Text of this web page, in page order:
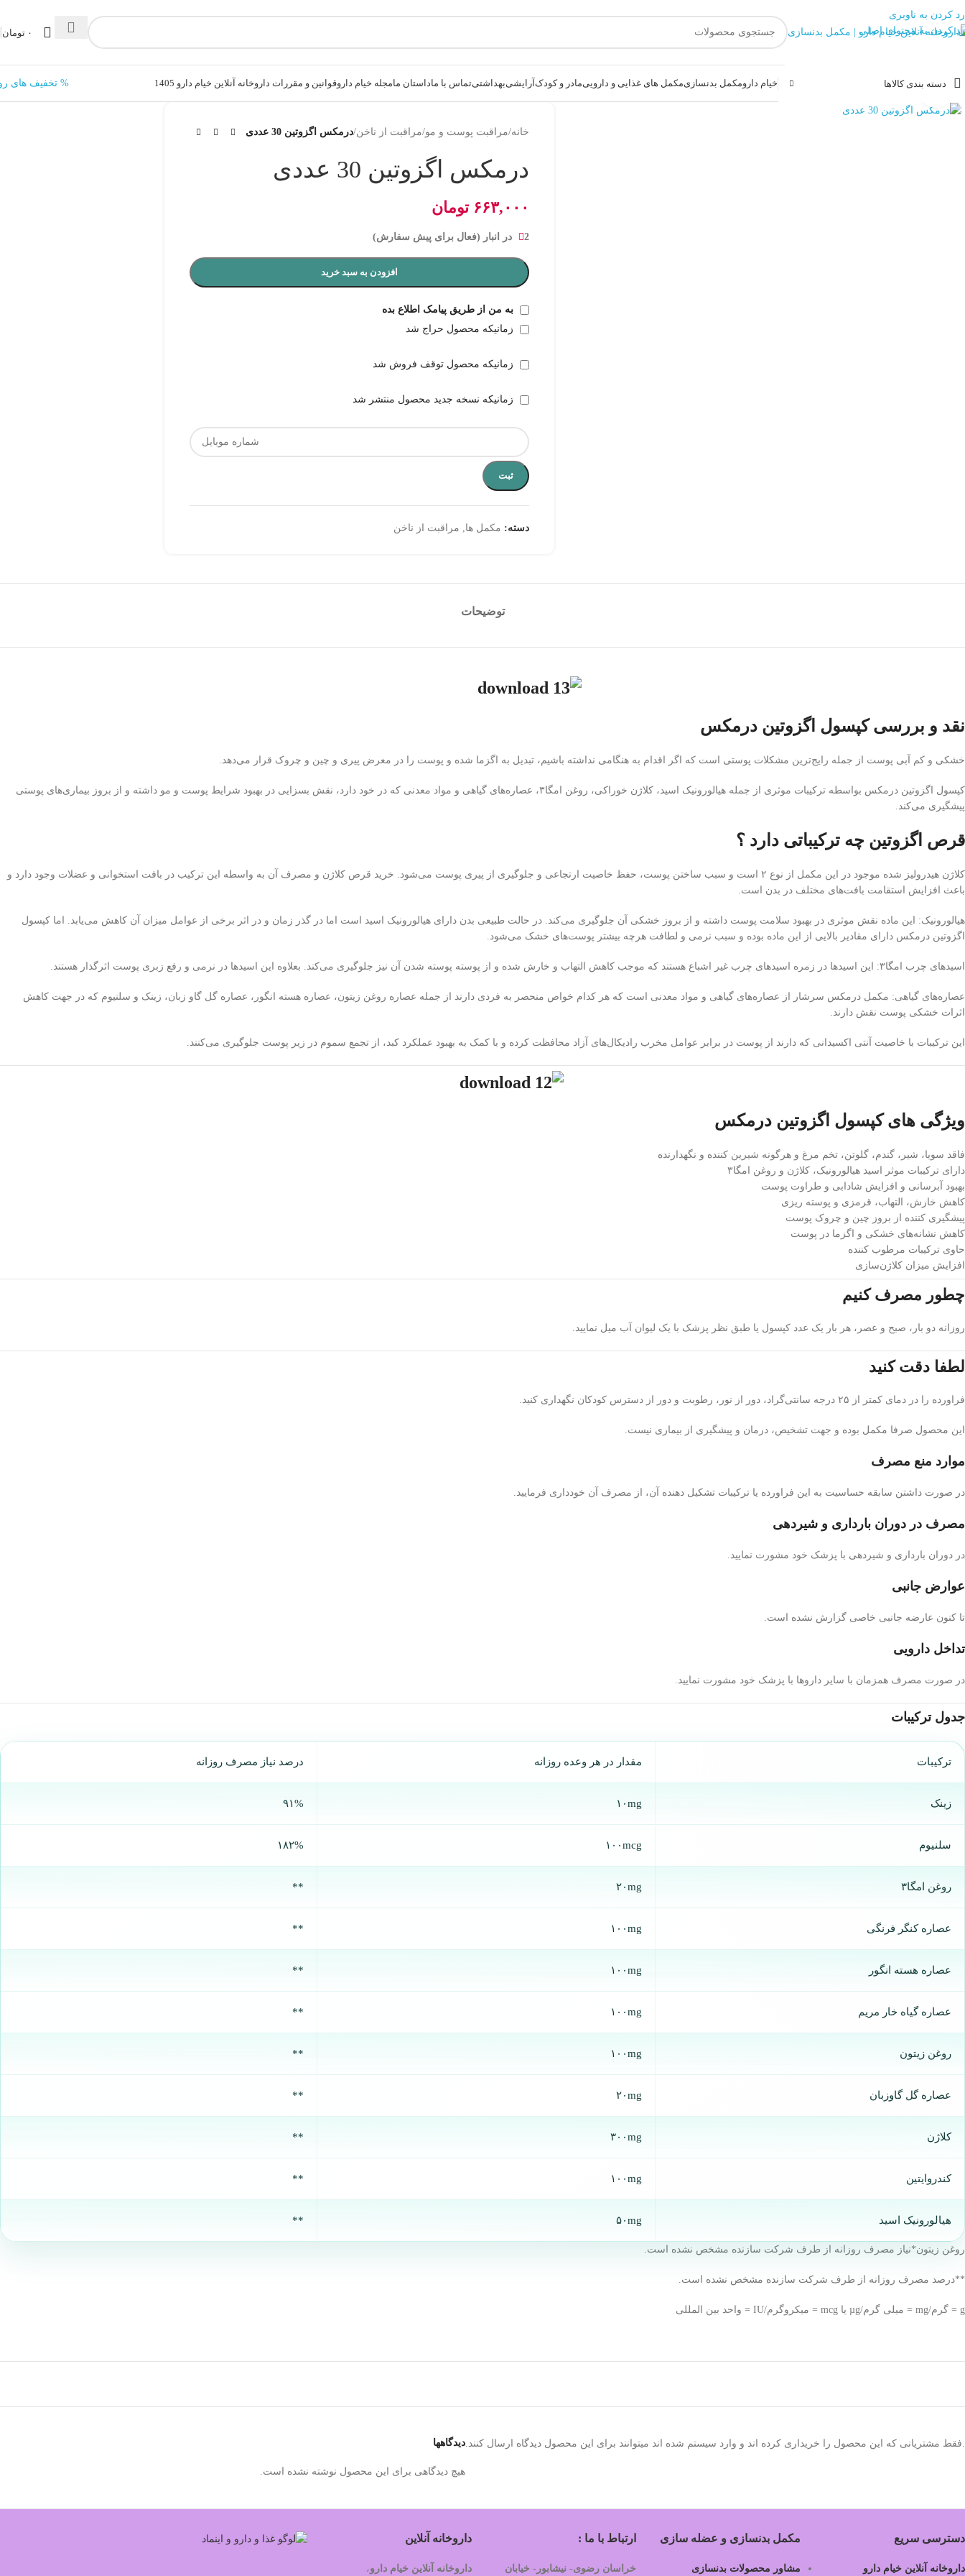
رد کردن به ناوبری
رد کردن به محتوای اصلی
۰ تومان
دسته بندی کالاها خیام دارومکمل بدنسازیمکمل های غذایی و داروییمادر و کودک آرایشیبهداشتیتماس با ماداستان مامجله خیام داروقوانین و مقررات داروخانه آنلاین خیام دارو 1405 % تخفیف های
بزرگنمایی تصویر
خانه/مراقبت پوست و مو/مراقبت از ناخن/درمکس اگزوتین 30 عددی
درمکس اگزوتین 30 عددی
۶۶۳,۰۰۰ تومان
2 در انبار (فعال برای پیش سفارش)
افزودن به سبد خرید
به من از طریق پیامک اطلاع بده
زمانیکه محصول حراج شد
زمانیکه محصول توقف فروش شد
زمانیکه نسخه جدید محصول منتشر شد
ثبت
دسته: مکمل ها, مراقبت از ناخن
توضیحات
نقد و بررسی کپسول اگزوتین درمکس
خشکی و کم ‌آبی پوست از جمله رایج‌ترین مشکلات پوستی است که اگر اقدام به هنگامی نداشته باشیم، تبدیل به اگزما شده و پوست را در معرض پیری و چین و چروک قرار می‌دهد.
کپسول اگزوتین درمکس بواسطه ترکیبات موثری از جمله هیالورونیک اسید، کلاژن خوراکی، روغن امگا۳، عصاره‌های گیاهی و مواد معدنی که در خود دارد، نقش بسزایی در بهبود شرایط پوست و مو داشته و از بروز بیماری‌های پوستی
پیشگیری می‌کند.
قرص اگزوتین چه ترکیباتی دارد ؟
کلاژن هیدرولیز شده موجود در این مکمل از نوع ۲ است و سبب ساختن پوست، حفظ خاصیت ارتجاعی و جلوگیری از پیری پوست می‌شود. خرید قرص کلاژن و مصرف آن به واسطه این ترکیب در بافت استخوانی و عضلات وجود دارد و
باعث افزایش استقامت بافت‌های مختلف در بدن است.
هیالورونیک: این ماده نقش موثری در بهبود سلامت پوست داشته و از بروز خشکی آن جلوگیری می‌کند. در حالت طبیعی بدن دارای هیالورونیک اسید است اما در گذر زمان و در اثر برخی از عوامل میزان آن کاهش می‌یابد. اما کپسول
اگزوتین درمکس دارای مقادیر بالایی از این ماده بوده و سبب نرمی و لطافت هرچه بیشتر پوست‌های خشک می‌شود.
اسیدهای چرب امگا۳: این اسیدها در زمره اسیدهای چرب غیر اشباع هستند که موجب کاهش التهاب و خارش شده و از پوسته پوسته شدن آن نیز جلوگیری می‌کند. بعلاوه این اسیدها در نرمی و رفع زبری پوست اثرگذار هستند.
عصاره‌های گیاهی: مکمل درمکس سرشار از عصاره‌های گیاهی و مواد معدنی است که هر کدام خواص منحصر به فردی دارند از جمله عصاره روغن زیتون، عصاره هسته انگور، عصاره گل گاو زبان، زینک و سلنیوم که در جهت کاهش
اثرات خشکی پوست نقش دارند.
این ترکیبات با خاصیت آنتی اکسیدانی که دارند از پوست در برابر عوامل مخرب رادیکا‌ل‌های آزاد محافظت کرده و با کمک به بهبود عملکرد کبد، از تجمع سموم در زیر پوست جلوگیری می‌کنند.
ویژگی های کپسول اگزوتین درمکس
فاقد سویا، شیر، گندم، گلوتن، تخم مرغ و هرگونه شیرین کننده و نگهدارنده
دارای ترکیبات موثر اسید هیالورونیک، کلاژن و روغن امگا۳
بهبود آبرسانی و افزایش شادابی و طراوت پوست
کاهش خارش، التهاب، قرمزی و پوسته ریزی
پیشگیری کننده از بروز چین و چروک پوست
کاهش نشانه‌های خشکی و اگزما در پوست
حاوی ترکیبات مرطوب کننده
افزایش میزان کلاژن‌سازی
چطور مصرف کنیم
روزانه دو بار، صبح و عصر، هر بار یک عدد کپسول یا طبق نظر پزشک با یک لیوان آب میل نمایید.
لطفا دقت کنید
فراورده را در دمای کمتر از ۲۵ درجه سانتی‌گراد، دور از نور، رطوبت و دور از دسترس کودکان نگهداری کنید.
این محصول صرفا مکمل بوده و جهت تشخیص، درمان و پیشگیری از بیماری نیست.
موارد منع مصرف
در صورت داشتن سابقه حساسیت به این فراورده یا ترکیبات تشکیل دهنده آن، از مصرف آن خودداری فرمایید.
مصرف در دوران بارداری و شیردهی
در دوران بارداری و شیردهی با پزشک خود مشورت نمایید.
عوارض جانبی
تا کنون عارضه جانبی خاصی گزارش نشده است.
تداخل دارویی
در صورت مصرف همزمان با سایر داروها با پزشک خود مشورت نمایید.
جدول ترکیبات
ترکیبات مقدار در هر وعده روزانه درصد نیاز مصرف روزانه
زینک ۱۰‌mg ۹۱%
سلنیوم ۱۰۰mcg ۱۸۲%
روغن امگا۳ ۲۰mg **
عصاره کنگر فرنگی ۱۰۰mg **
عصاره هسته انگور ۱۰۰mg **
عصاره گیاه خار مریم ۱۰۰mg **
روغن زیتون ۱۰۰mg **
عصاره گل گاوزبان ۲۰mg **
کلاژن ۳۰۰mg **
کندروایتین ۱۰۰mg **
هیالورونیک اسید ۵۰mg **
روغن زیتون*نیاز مصرف روزانه از طرف شرکت سازنده مشخص نشده است.
**درصد مصرف روزانه از طرف شرکت سازنده مشخص نشده است.
g = گرم/mg = میلی گرم/µg یا mcg = میکروگرم/IU = واحد بین المللی
دیدگاهها
هیچ دیدگاهی برای این محصول نوشته نشده است.
.فقط مشتریانی که این محصول را خریداری کرده اند و وارد سیستم شده اند میتوانند برای این محصول دیدگاه ارسال کنند.
دسترسی سریع
داروخانه آنلاین خیام دارو
مکمل بدنسازی و عضله سازی
مشاور محصولات بدنسازی
ارتباط با ما :
خراسان رضوی- نیشابور- خیابان
داروخانه آنلاین
داروخانه آنلاین خیام دارو،